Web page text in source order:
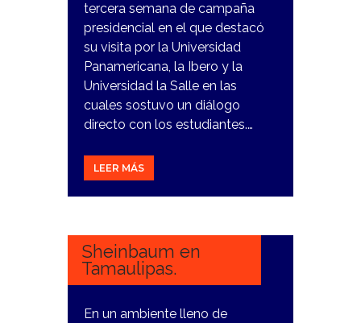
tercera semana de campaña
presidencial en el que destacó
su visita por la Universidad
Panamericana, la Ibero y la
Universidad la Salle en las
cuales sostuvo un diálogo
directo con los estudiantes.…
LEER MÁS
20
Sheinbaum en
Tamaulipas.
En un ambiente lleno de